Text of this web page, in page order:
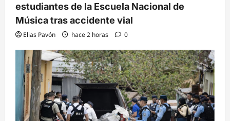
estudiantes de la Escuela Nacional de
Música tras accidente vial
Elias Pavón hace 2 horas 0